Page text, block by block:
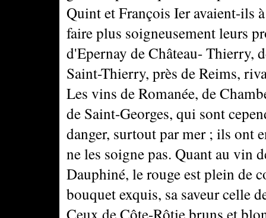
Quint et François Ier avaient-ils
faire plus soigneusement leurs
d'Epernay de Château- Thierry,
Saint-Thierry, près de Reims,
Les vins de Romanée, de
de Saint-Georges, qui sont
danger, surtout par mer ; ils ont
ne les soigne pas. Quant au vin
Dauphiné, le rouge est plein de
bouquet exquis, sa saveur celle
Ceux de Côte-Rôtie bruns et